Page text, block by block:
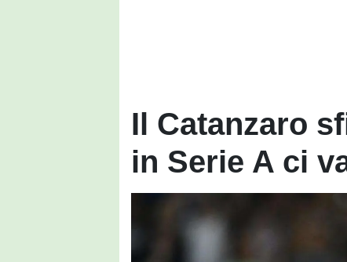
Il Catanzaro
in Serie A ci